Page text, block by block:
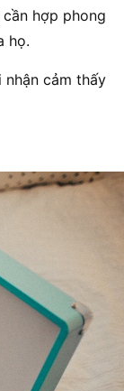
hợp phong
họ.
cảm thấy